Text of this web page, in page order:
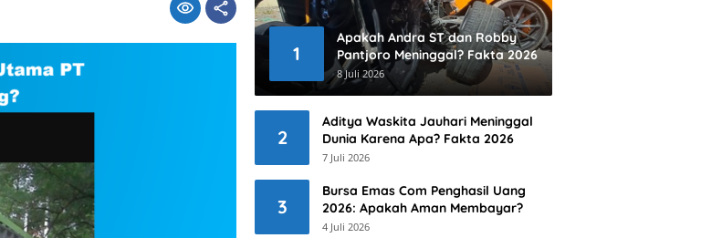
1
Apakah Andra ST dan Robby
Pantjoro Meninggal? Fakta 2026
8 Juli 2026
2
Aditya Waskita Jauhari Meninggal
Dunia Karena Apa? Fakta 2026
7 Juli 2026
3
Bursa Emas Com Penghasil Uang
2026: Apakah Aman Membayar?
4 Juli 2026